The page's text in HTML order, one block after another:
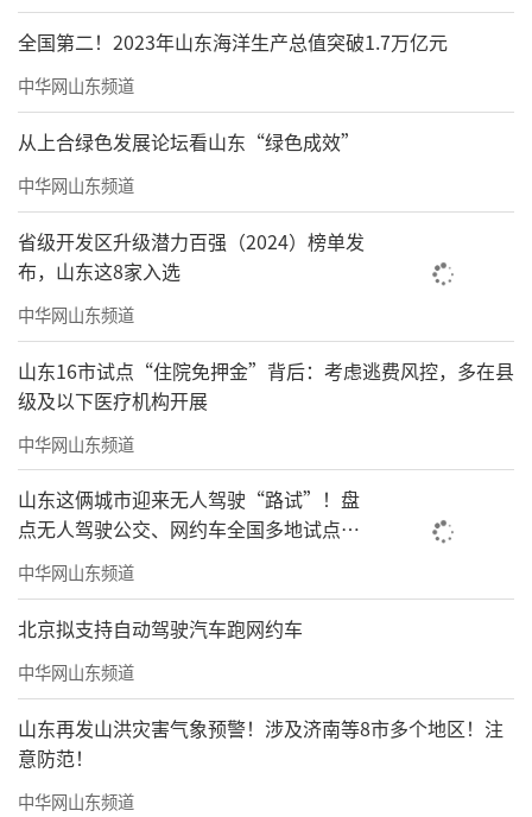
全国第二！2023年山东海洋生产总值突破1.7万亿元
中华网山东频道
从上合绿色发展论坛看山东“绿色成效”
中华网山东频道
省级开发区升级潜力百强（2024）榜单发
布，山东这8家入选
中华网山东频道
山东16市试点“住院免押金”背后：考虑逃费风控，多在县
级及以下医疗机构开展
中华网山东频道
山东这俩城市迎来无人驾驶“路试”！盘
点无人驾驶公交、网约车全国多地试点之
路
中华网山东频道
北京拟支持自动驾驶汽车跑网约车
中华网山东频道
山东再发山洪灾害气象预警！涉及济南等8市多个地区！注
意防范！
中华网山东频道